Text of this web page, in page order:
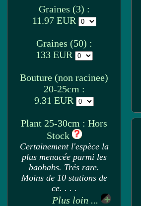
Graines (3) :
11.97 EUR
Graines (50) :
133 EUR
Bouture (non racinee)
20-25cm :
9.31 EUR
Plant 25-30cm : Hors
Stock
Certainement l'espèce la
plus menacée parmi les
baobabs. Trés rare.
Moins de 10 stations de
ce. . . .
Plus loin ...